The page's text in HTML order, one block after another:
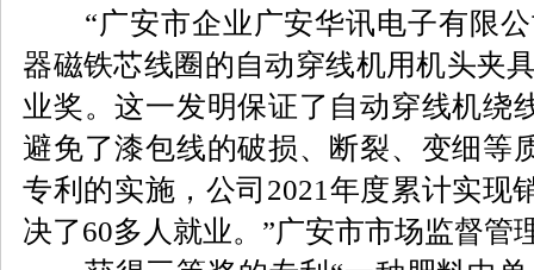
“广安市企业广安华讯电子有限公
器磁铁芯线圈的自动穿线机用机头夹
业奖。这一发明保证了自动穿线机绕
避免了漆包线的破损、断裂、变细等
专利的实施，公司2021年度累计实现
决了60多人就业。”广安市市场监督管